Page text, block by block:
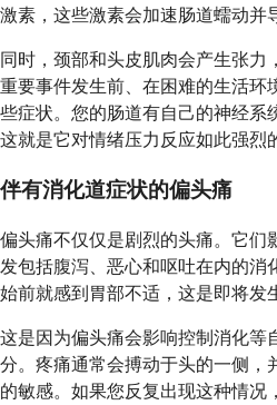
激素，这些激素会加速肠道蠕动并
同时，颈部和头皮肌肉会产生张力
重要事件发生前、在困难的生活环
些症状。您的肠道有自己的神经系
这就是它对情绪压力反应如此强烈
伴有消化道症状的偏头痛
偏头痛不仅仅是剧烈的头痛。它们
发包括腹泻、恶心和呕吐在内的消
始前就感到胃部不适，这是即将发
这是因为偏头痛会影响控制消化等
分。疼痛通常会搏动于头的一侧，
的敏感。如果您反复出现这种情况